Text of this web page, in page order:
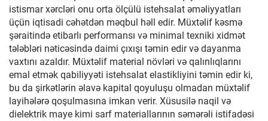
istismar xərcləri onu orta ölçülü istehsalat əməliyyatları
üçün iqtisadi cəhətdən məqbul həll edir. Müxtəlif kəsmə
şəraitində etibarlı performansı və minimal texniki xidmət
tələbləri nəticəsində daimi çıxışı təmin edir və dayanma
vaxtını azaldır. Müxtəlif material növləri və qalınlıqlarını
emal etmək qabiliyyəti istehsalat elastikliyini təmin edir ki,
bu da şirkətlərin əlavə kapital qoyuluşu olmadan müxtəlif
layihələrə qoşulmasına imkan verir. Xüsusilə naqil və
dielektrik maye kimi sarf materiallarının səmərəli istifadəsi